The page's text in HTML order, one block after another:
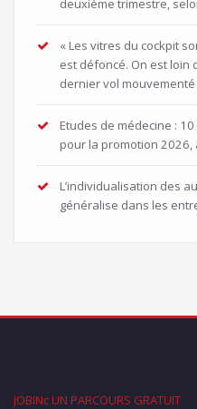
deuxième trimestre,
« Les vitres du cockpit
est défoncé. On est loin
dernier vol
Etudes de médecine :
pour la promotion
L’individualisation des
généralise dans les
JOBINc UN PARCOURS GRATUIT